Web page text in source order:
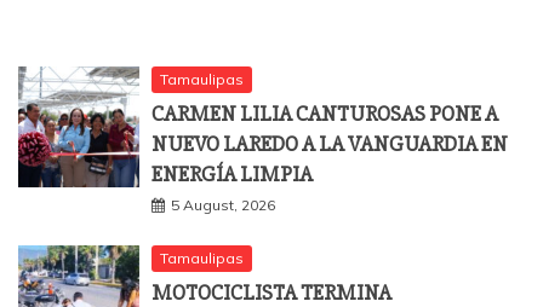
Tamaulipas
CARMEN LILIA CANTUROSAS PONE A
NUEVO LAREDO A LA VANGUARDIA EN
ENERGÍA LIMPIA
5 August, 2026
Tamaulipas
MOTOCICLISTA TERMINA